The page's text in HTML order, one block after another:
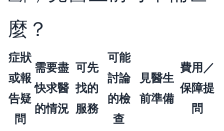
麼？
症狀
或報
告疑
問
需要盡
快求醫
的情況
可先
找的
服務
可能
討論
的檢
查
見醫生
前準備
費用／
保障提
問